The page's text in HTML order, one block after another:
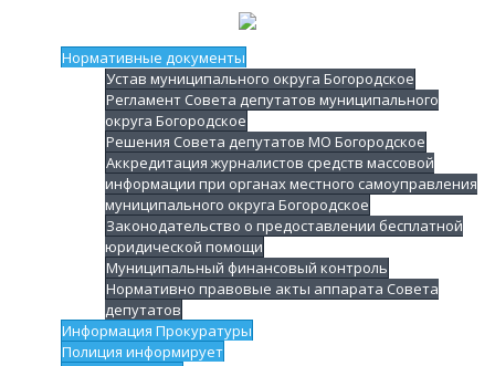
Нормативные документы
Устав муниципального округа Богородское
Регламент Совета депутатов муниципального
округа Богородское
Решения Совета депутатов МО Богородское
Аккредитация журналистов средств массовой
информации при органах местного самоуправления
муниципального округа Богородское
Законодательство о предоставлении бесплатной
юридической помощи
Муниципальный финансовый контроль
Нормативно правовые акты аппарата Совета
депутатов
Информация Прокуратуры
Полиция информирует